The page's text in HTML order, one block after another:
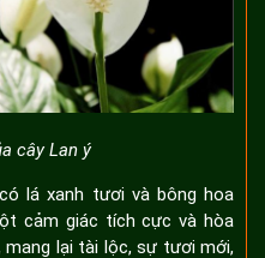
cây Lan ý
lá xanh tươi và bông hoa
cảm giác tích cực và hòa
lại tài lộc, sự tươi mới,